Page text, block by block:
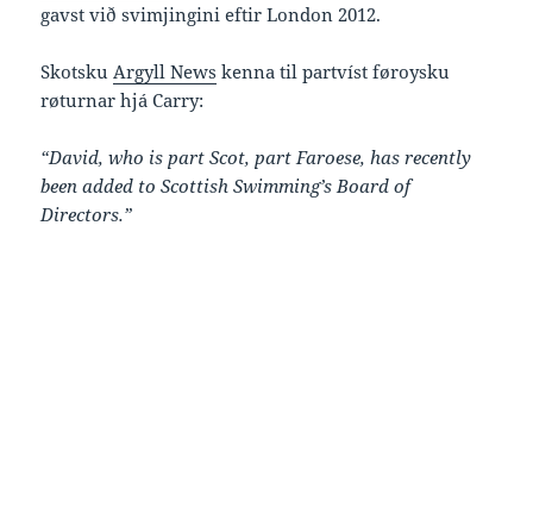
gavst við svimjingini eftir London 2012.
SkotskuArgyll News kenna til partvíst føroysku
røturnar hjá Carry:
“David, who is part Scot, part Faroese, has recently
been added to Scottish Swimming’s Board of
Directors.”